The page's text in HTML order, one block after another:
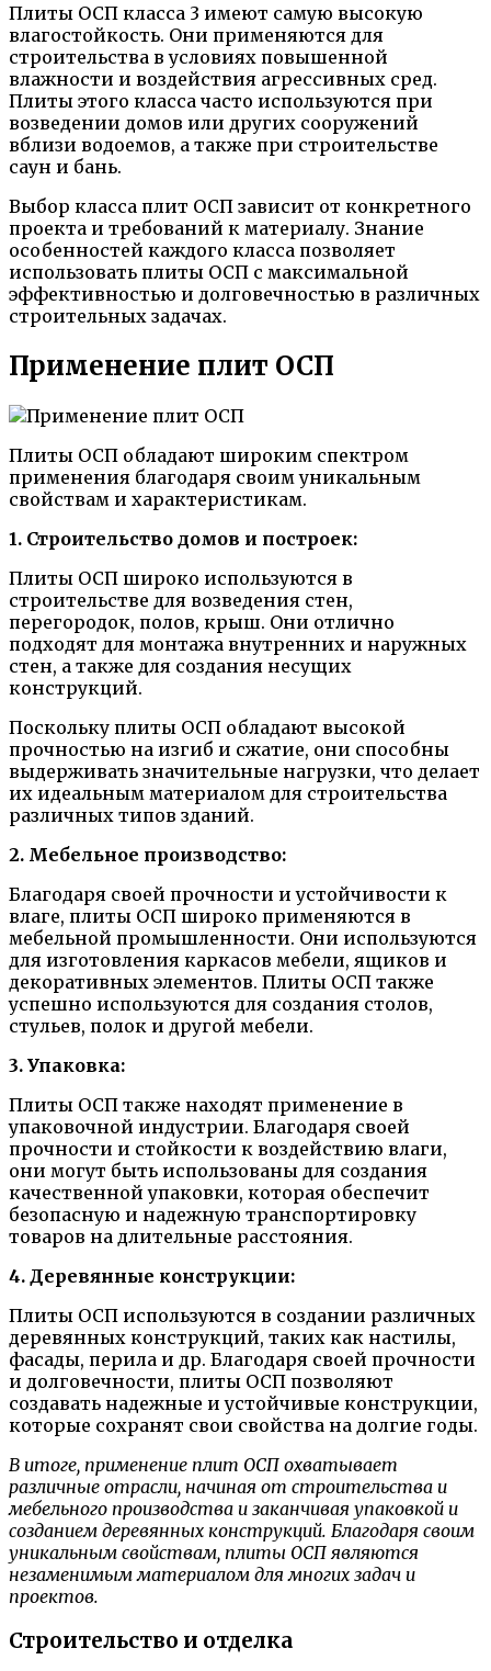
Плиты ОСП класса 3 имеют самую высокую
влагостойкость. Они применяются для
строительства в условиях повышенной
влажности и воздействия агрессивных сред.
Плиты этого класса часто используются при
возведении домов или других сооружений
вблизи водоемов, а также при строительстве
саун и бань.
Выбор класса плит ОСП зависит от конкретного
проекта и требований к материалу. Знание
особенностей каждого класса позволяет
использовать плиты ОСП с максимальной
эффективностью и долговечностью в различных
строительных задачах.
Применение плит ОСП
Плиты ОСП обладают широким спектром
применения благодаря своим уникальным
свойствам и характеристикам.
1. Строительство домов и построек:
Плиты ОСП широко используются в
строительстве для возведения стен,
перегородок, полов, крыш. Они отлично
подходят для монтажа внутренних и наружных
стен, а также для создания несущих
конструкций.
Поскольку плиты ОСП обладают высокой
прочностью на изгиб и сжатие, они способны
выдерживать значительные нагрузки, что делает
их идеальным материалом для строительства
различных типов зданий.
2. Мебельное производство:
Благодаря своей прочности и устойчивости к
влаге, плиты ОСП широко применяются в
мебельной промышленности. Они используются
для изготовления каркасов мебели, ящиков и
декоративных элементов. Плиты ОСП также
успешно используются для создания столов,
стульев, полок и другой мебели.
3. Упаковка:
Плиты ОСП также находят применение в
упаковочной индустрии. Благодаря своей
прочности и стойкости к воздействию влаги,
они могут быть использованы для создания
качественной упаковки, которая обеспечит
безопасную и надежную транспортировку
товаров на длительные расстояния.
4. Деревянные конструкции:
Плиты ОСП используются в создании различных
деревянных конструкций, таких как настилы,
фасады, перила и др. Благодаря своей прочности
и долговечности, плиты ОСП позволяют
создавать надежные и устойчивые конструкции,
которые сохранят свои свойства на долгие годы.
В итоге, применение плит ОСП охватывает
различные отрасли, начиная от строительства и
мебельного производства и заканчивая упаковкой и
созданием деревянных конструкций. Благодаря своим
уникальным свойствам, плиты ОСП являются
незаменимым материалом для многих задач и
проектов.
Строительство и отделка